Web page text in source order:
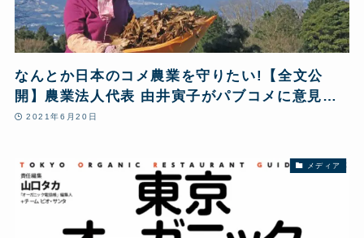
なんとか日本のコメ農業を守りたい!【全文公
開】農業法人代表 由井寅子がパブコメに意見提
出 農林水産省「農産物検査法施行規則の一部改
準抽出方法を定める件の一部改正案について」
2021年6月20日
メディア